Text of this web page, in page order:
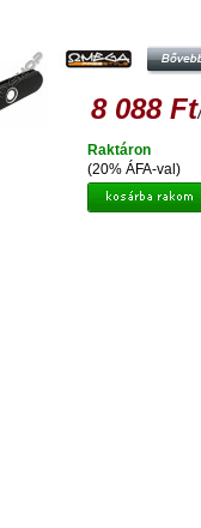
8 088 Ft
(20% ÁFA-val)
Raktáron